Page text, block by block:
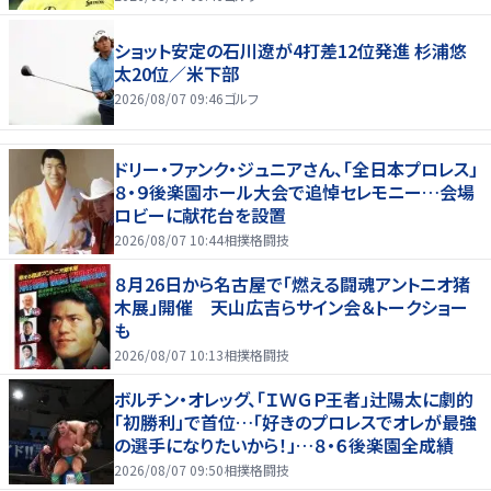
ショット安定の石川遼が4打差12位発進 杉浦悠
太20位／米下部
2026/08/07 09:46ゴルフ
ドリー・ファンク・ジュニアさん、「全日本プロレス」
８・９後楽園ホール大会で追悼セレモニー…会場
ロビーに献花台を設置
2026/08/07 10:44相撲格闘技
８月26日から名古屋で「燃える闘魂アントニオ猪
木展」開催 天山広吉らサイン会＆トークショー
も
2026/08/07 10:13相撲格闘技
ボルチン・オレッグ、「ＩＷＧＰ王者」辻陽太に劇的
「初勝利」で首位…「好きのプロレスでオレが最強
の選手になりたいから！」…８・６後楽園全成績
2026/08/07 09:50相撲格闘技